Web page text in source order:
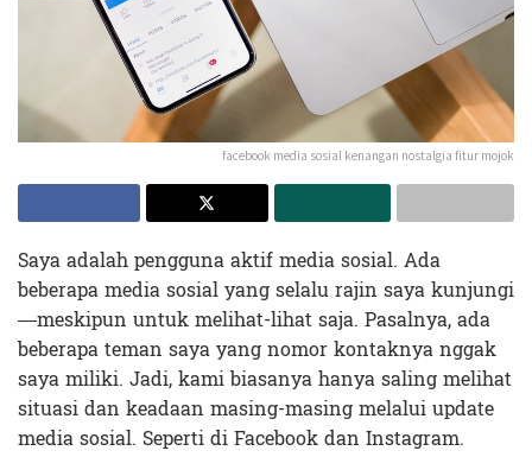
facebook media sosial kenangan nostalgia fitur mojok
Saya adalah pengguna aktif media sosial. Ada
beberapa media sosial yang selalu rajin saya kunjungi
—meskipun untuk melihat-lihat saja. Pasalnya, ada
beberapa teman saya yang nomor kontaknya nggak
saya miliki. Jadi, kami biasanya hanya saling melihat
situasi dan keadaan masing-masing melalui update
media sosial. Seperti di Facebook dan Instagram.